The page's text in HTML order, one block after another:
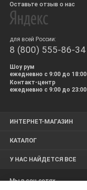
Оставьте отзыв о нас
Мы в соц.сетях
для всей России:
8 (800) 555-86-34
Шоу рум
ежедневно с 9:00 до 18:00
Контакт-центр
ежедневно с 9:00 до 23:00
ИНТЕРНЕТ-МАГАЗИН
КАТАЛОГ
У НАС НАЙДЕТСЯ ВСЕ